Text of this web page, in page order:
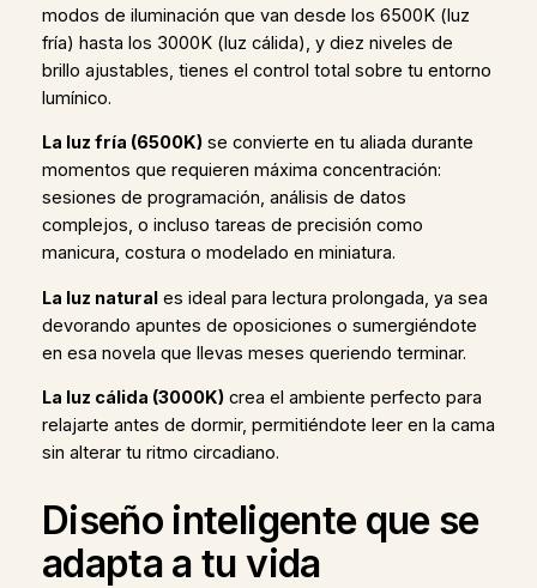
modos de iluminación que van desde los 6500K (luz
fría) hasta los 3000K (luz cálida), y diez niveles de
brillo ajustables, tienes el control total sobre tu entorno
lumínico.
La luz fría (6500K)se convierte en tu aliada durante
momentos que requieren máxima concentración:
sesiones de programación, análisis de datos
complejos, o incluso tareas de precisión como
manicura, costura o modelado en miniatura.
La luz naturales ideal para lectura prolongada, ya sea
devorando apuntes de oposiciones o sumergiéndote
en esa novela que llevas meses queriendo terminar.
La luz cálida (3000K)crea el ambiente perfecto para
relajarte antes de dormir, permitiéndote leer en la cama
sin alterar tu ritmo circadiano.
Diseño inteligente que se
adapta a tu vida